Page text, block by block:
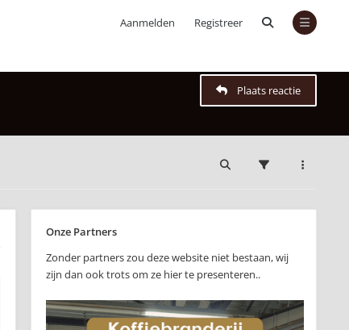
Aanmelden Registreer
Plaats reactie
Onze Partners
Zonder partners zou deze website niet bestaan, wij
zijn dan ook trots om ze hier te presenteren..